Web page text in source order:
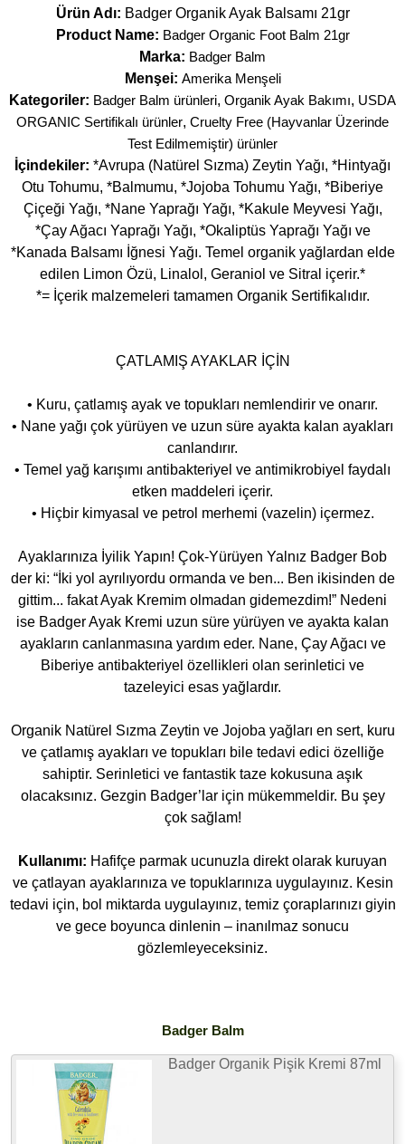
Ürün Adı: Badger Organik Ayak Balsamı 21gr
Product Name: Badger Organic Foot Balm 21gr
Marka: Badger Balm
Menşei: Amerika Menşeli
Kategoriler: Badger Balm ürünleri, Organik Ayak Bakımı, USDA
ORGANIC Sertifikalı ürünler, Cruelty Free (Hayvanlar Üzerinde
Test Edilmemiştir) ürünler
İçindekiler: *Avrupa (Natürel Sızma) Zeytin Yağı, *Hintyağı
Otu Tohumu, *Balmumu, *Jojoba Tohumu Yağı, *Biberiye
Çiçeği Yağı, *Nane Yaprağı Yağı, *Kakule Meyvesi Yağı,
*Çay Ağacı Yaprağı Yağı, *Okaliptüs Yaprağı Yağı ve
*Kanada Balsamı İğnesi Yağı. Temel organik yağlardan elde
edilen Limon Özü, Linalol, Geraniol ve Sitral içerir.*
*= İçerik malzemeleri tamamen Organik Sertifikalıdır.
ÇATLAMIŞ AYAKLAR İÇİN
• Kuru, çatlamış ayak ve topukları nemlendirir ve onarır.
• Nane yağı çok yürüyen ve uzun süre ayakta kalan ayakları
canlandırır.
• Temel yağ karışımı antibakteriyel ve antimikrobiyel faydalı
etken maddeleri içerir.
• Hiçbir kimyasal ve petrol merhemi (vazelin) içermez.
Ayaklarınıza İyilik Yapın! Çok-Yürüyen Yalnız Badger Bob
der ki: “İki yol ayrılıyordu ormanda ve ben... Ben ikisinden de
gittim... fakat Ayak Kremim olmadan gidemezdim!” Nedeni
ise Badger Ayak Kremi uzun süre yürüyen ve ayakta kalan
ayakların canlanmasına yardım eder. Nane, Çay Ağacı ve
Biberiye antibakteriyel özellikleri olan serinletici ve
tazeleyici esas yağlardır.
Organik Natürel Sızma Zeytin ve Jojoba yağları en sert, kuru
ve çatlamış ayakları ve topukları bile tedavi edici özelliğe
sahiptir. Serinletici ve fantastik taze kokusuna aşık
olacaksınız. Gezgin Badger’lar için mükemmeldir. Bu şey
çok sağlam!
Kullanımı: Hafifçe parmak ucunuzla direkt olarak kuruyan
ve çatlayan ayaklarınıza ve topuklarınıza uygulayınız. Kesin
tedavi için, bol miktarda uygulayınız, temiz çoraplarınızı giyin
ve gece boyunca dinlenin – inanılmaz sonucu
gözlemleyeceksiniz.
Badger Balm
Badger Organik Pişik Kremi 87ml